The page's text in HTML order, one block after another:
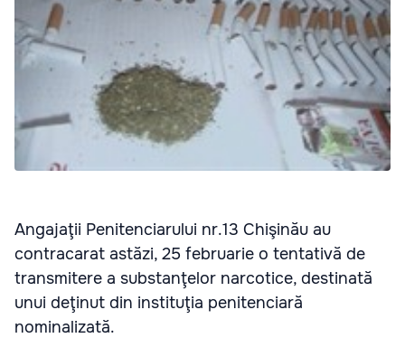
Angajaţii Penitenciarului nr.13 Chişinău au
contracarat astăzi, 25 februarie o tentativă de
transmitere a substanţelor narcotice, destinată
unui deţinut din instituţia penitenciară
nominalizată.